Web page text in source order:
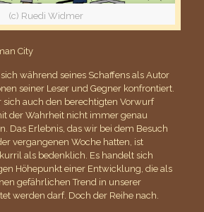
(c) Ruedi Widmer
City
während seines Schaffens als Autor
seiner Leser und Gegner konfrontiert.
auch den berechtigten Vorwurf
der Wahrheit nicht immer genau
Das Erlebnis, das wir bei dem Besuch
vergangenen Woche hatten, ist
als bedenklich. Es handelt sich
Höhepunkt einer Entwicklung, die als
gefährlichen Trend in unserer
werden darf. Doch der Reihe nach.